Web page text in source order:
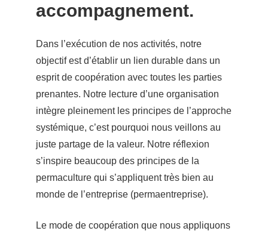
accompagnement.
Dans l’exécution de nos activités, notre
objectif est d’établir un lien durable dans un
esprit de coopération avec toutes les parties
prenantes. Notre lecture d’une organisation
intègre pleinement les principes de l’approche
systémique, c’est pourquoi nous veillons au
juste partage de la valeur. Notre réflexion
s’inspire beaucoup des principes de la
permaculture qui s’appliquent très bien au
monde de l’entreprise (permaentreprise).
Le mode de coopération que nous appliquons